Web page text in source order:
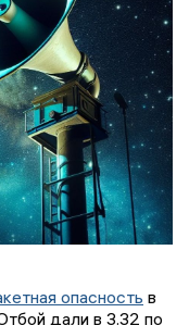
опасность в
дали в 3.32 по